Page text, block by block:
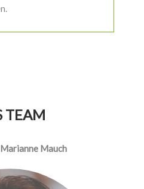
TEAM
Mauch